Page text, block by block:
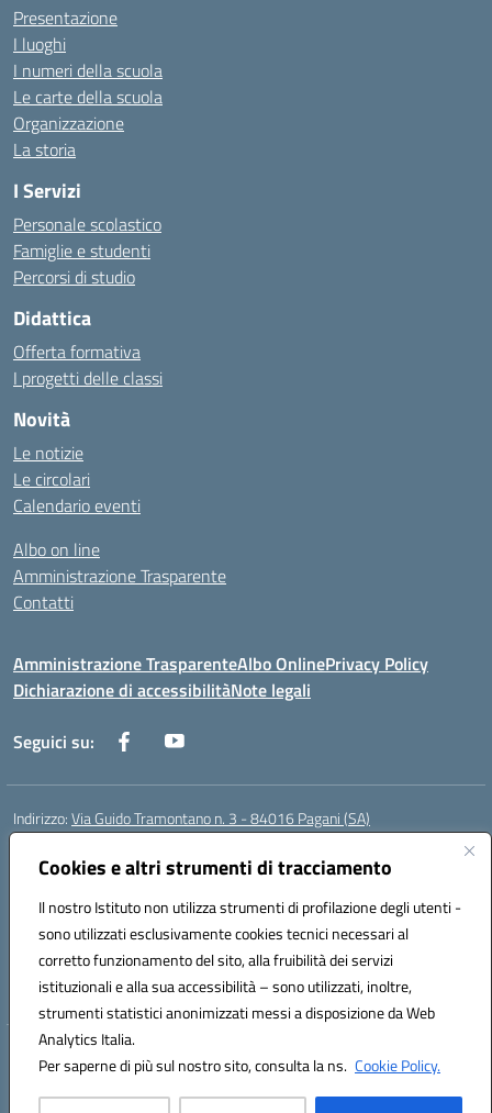
Cookies e altri strumenti di tracciamento
Il nostro Istituto non utilizza strumenti di profilazione degli utenti -
sono utilizzati esclusivamente cookies tecnici necessari al
corretto funzionamento del sito, alla fruibilità dei servizi
istituzionali e alla sua accessibilità – sono utilizzati, inoltre,
strumenti statistici anonimizzati messi a disposizione da Web
Analytics Italia.
Per saperne di più sul nostro sito, consulta la ns. Cookie Policy.
Presentazione
I luoghi
I numeri della scuola
Le carte della scuola
Organizzazione
La storia
I Servizi
Personale scolastico
Famiglie e studenti
Percorsi di studio
Didattica
Offerta formativa
I progetti delle classi
Novità
Le notizie
Le circolari
Calendario eventi
Albo on line
Amministrazione Trasparente
Contatti
Amministrazione TrasparenteAlbo OnlinePrivacy Policy
Dichiarazione di accessibilitàNote legali
Seguici su:
Indirizzo:Via Guido Tramontano n. 3 - 84016 Pagani (SA)
Centralino:
Posta elettronica certificata (PEC):saps08000t@pec.istruzione.it
Codice fiscale: 80022400651
Codice meccanografico:SAPS08000T
Codice Indice delle Pubbliche Amministrazioni (IPA): istsc_saps08000t
Codice unico di fatturazione (CUF): UFC29W
Hosting & Powered by 3D Solution S.r.l.
Concept & Design by Designers Italia